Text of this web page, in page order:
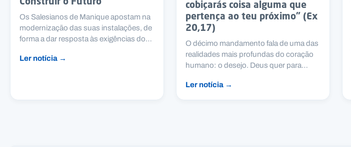
Os Salesianos de Manique apostam na
modernização das suas instalações, de
forma a dar resposta às exigências do…
Ler notícia →
cobiçarás coisa alguma que
pertença ao teu próximo” (Ex
20,17)
O décimo mandamento fala de uma das
realidades mais profundas do coração
humano: o desejo. Deus quer para…
Ler notícia →